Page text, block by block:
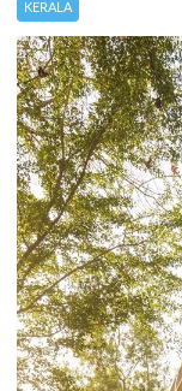
KERALA